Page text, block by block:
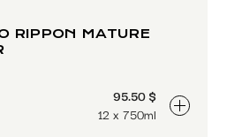
RIPPON MATURE
95.50 $
12 x 750ml